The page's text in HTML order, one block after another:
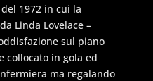
1972 in cui la
Linda Lovelace –
sul piano
collocato in gola ed
ma regalando